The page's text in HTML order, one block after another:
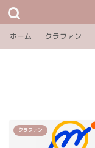
ホーム クラファン
クラファン